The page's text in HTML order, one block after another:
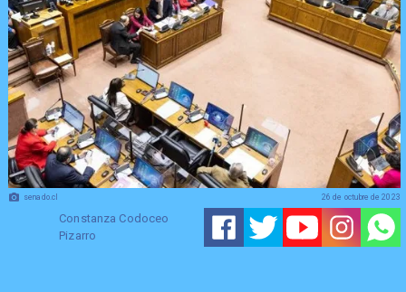
senado.cl
Constanza Codoceo
Pizarro
26 de octubre de 2023